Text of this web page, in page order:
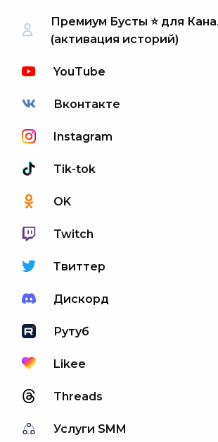
Премиум Бусты ⭐️ для
(активация историй)
YouTube
Вконтакте
Instagram
Tik-tok
OK
Twitch
Твиттер
Дискорд
Рутуб
Likee
Threads
Услуги SMM